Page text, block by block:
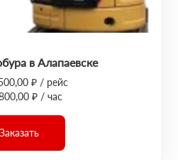
в Алапаевске
₽ / рейс
₽ / час
Заказать